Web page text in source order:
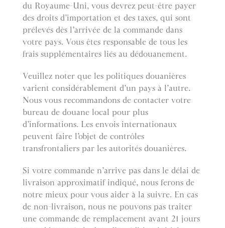
du Royaume-Uni, vous devrez peut-être payer
des droits d’importation et des taxes, qui sont
prélevés dès l’arrivée de la commande dans
votre pays. Vous êtes responsable de tous les
frais supplémentaires liés au dédouanement.
Veuillez noter que les politiques douanières
varient considérablement d’un pays à l’autre.
Nous vous recommandons de contacter votre
bureau de douane local pour plus
d’informations. Les envois internationaux
peuvent faire l’objet de contrôles
transfrontaliers par les autorités douanières.
Si votre commande n’arrive pas dans le délai de
livraison approximatif indiqué, nous ferons de
notre mieux pour vous aider à la suivre. En cas
de non-livraison, nous ne pouvons pas traiter
une commande de remplacement avant 21 jours